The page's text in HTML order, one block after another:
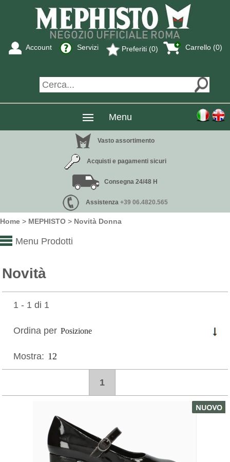
Carrello (0)
Preferiti (0)
Servizi
Account
Menu
Vasto assortimento
Acquisti e pagamenti sicuri
Consegna 24/48 H
Assistenza +39 06.4820.565
Home > MEPHISTO > Novità Donna
Menu Prodotti
Novità
1 - 1 di 1
Ordina per
Mostra:
1